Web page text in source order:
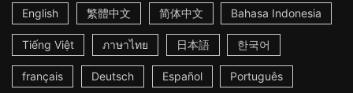
English
繁體中文 简体中文 Bahasa Indonesia
Tiếng Việt ภาษาไทย 日本語 한국어
français Deutsch Español Português